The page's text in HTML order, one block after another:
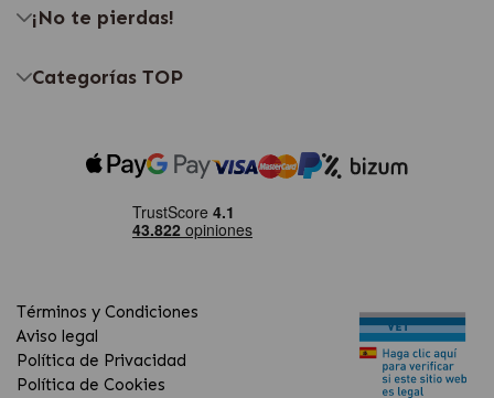
¡No te pierdas!
Categorías TOP
Términos y Condiciones
Aviso legal
Política de Privacidad
Política de Cookies